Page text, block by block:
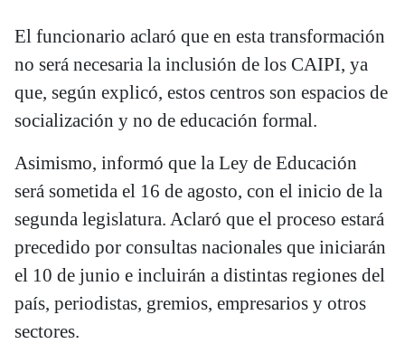
El funcionario aclaró que en esta transformación
no será necesaria la inclusión de los CAIPI, ya
que, según explicó, estos centros son espacios de
socialización y no de educación formal.
Asimismo, informó que la Ley de Educación
será sometida el 16 de agosto, con el inicio de la
segunda legislatura. Aclaró que el proceso estará
precedido por consultas nacionales que iniciarán
el 10 de junio e incluirán a distintas regiones del
país, periodistas, gremios, empresarios y otros
sectores.